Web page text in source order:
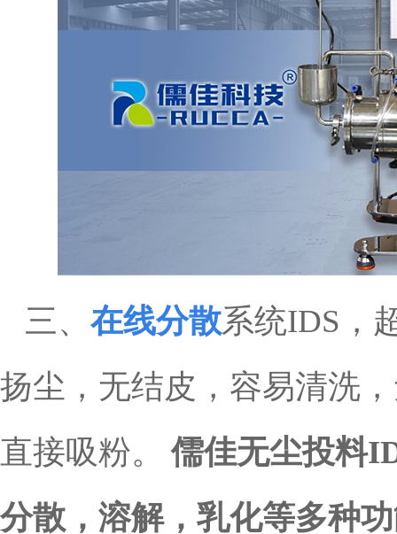
三、 在线分散系统IDS，
扬尘，无结皮，容易清洗
直接吸粉。
儒佳无尘投料
分散，溶解，乳化等多种